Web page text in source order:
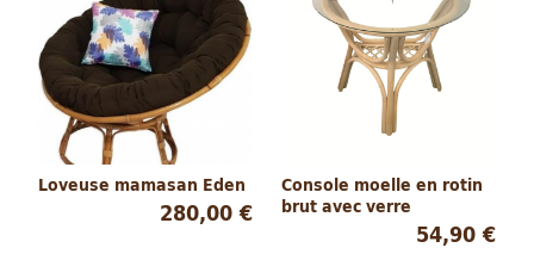
Loveuse mamasan Eden
280,00 €
Console moelle en rotin
brut avec verre
54,90 €